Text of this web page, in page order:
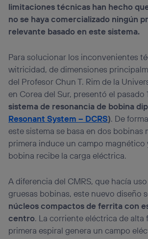
limitaciones técnicas han hecho
no se haya comercializado ningún
relevante basado en este sistema.
Para solucionar los inconvenientes
witricidad, de dimensiones
del Profesor Chun T. Rim de la
en Corea del Sur, presentó el pasado
sistema de resonancia de bobina
Resonant System – DCRS). De
este sistema se basa en dos bobinas
primera induce un campo magnético
bobina recibe la carga eléctrica.
A diferencia del CMRS, que hacía
gruesas bobinas, este nuevo diseño
núcleos compactos de ferrita con
centro. La corriente eléctrica de alta
primera espiral genera un campo